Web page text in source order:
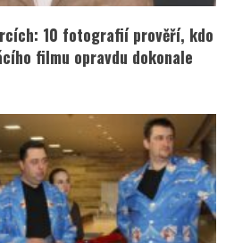
10 fotografií prověří, kdo
filmu opravdu dokonale